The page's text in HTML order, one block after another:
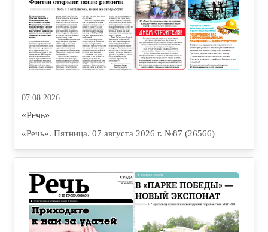
07.08.2026
«Речь»
«Речь». Пятница. 07 августа 2026 г. №87 (26566)